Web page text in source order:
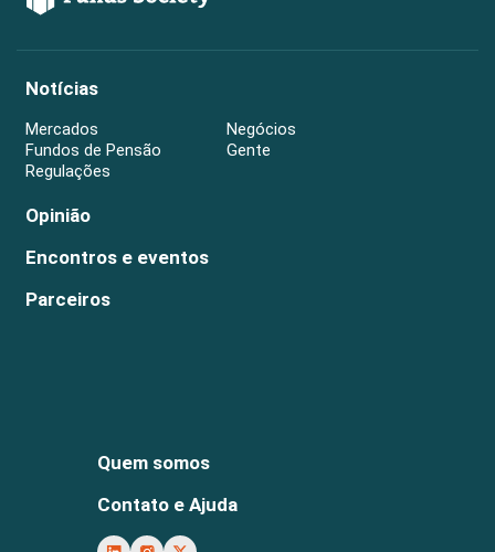
Notícias
Mercados
Negócios
Fundos de Pensão
Gente
Regulações
Opinião
Encontros e eventos
Parceiros
Quem somos
Contato e Ajuda